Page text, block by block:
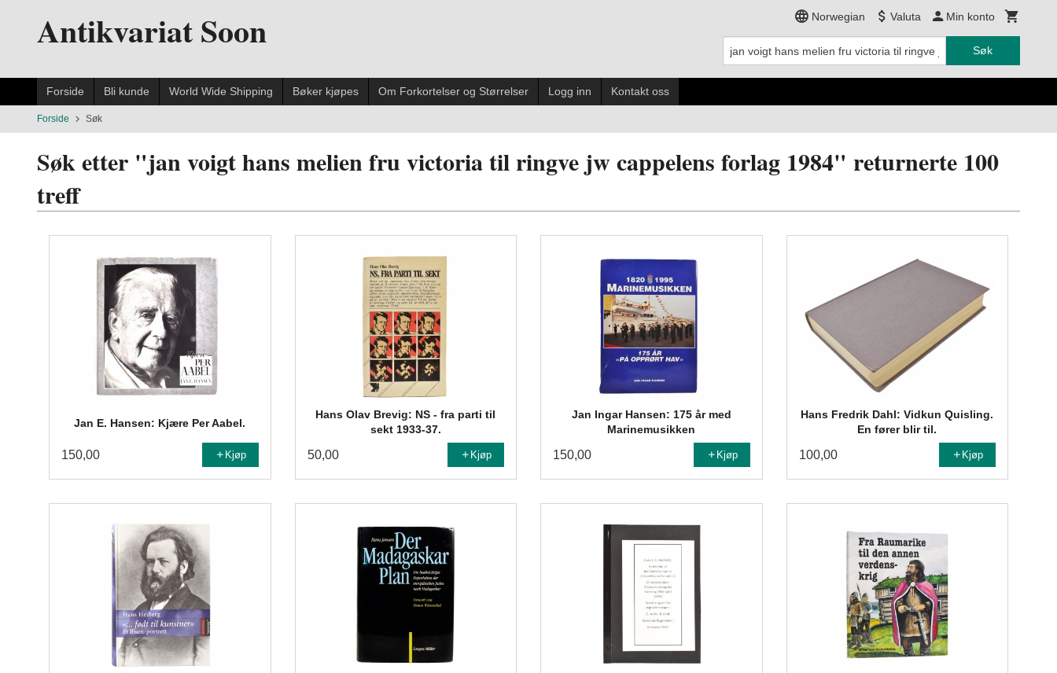
innholdetAntikvariat Soon Norwegian Valuta Min konto
Søk
Forside Bli kunde World Wide Shipping Bøker kjøpes Om Forkortelser og Størrelser Logg inn Kontakt oss
Forside Søk
Søk etter "jan voigt hans melien fru victoria til ringve jw cappelens forlag 1984" returnerte 100
treff
Jan E. Hansen: Kjære Per Aabel.
150,00 Kjøp
Hans Olav Brevig: NS - fra parti til
sekt 1933-37.
50,00 Kjøp
Jan Ingar Hansen: 175 år med
Marinemusikken
150,00 Kjøp
Hans Fredrik Dahl: Vidkun Quisling.
En fører blir til.
100,00 Kjøp